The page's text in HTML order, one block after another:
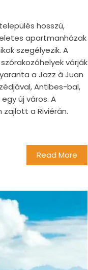
hosszú,
apartmanházak
szegélyezik. A
várják
a Jazz à Juan
Antibes-bal,
új város. A
a Riviérán.
Read More